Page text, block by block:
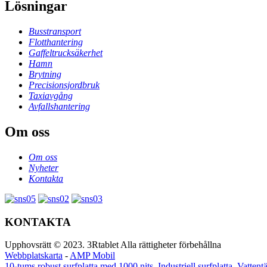
Lösningar
Busstransport
Flotthantering
Gaffeltrucksäkerhet
Hamn
Brytning
Precisionsjordbruk
Taxiavgång
Avfallshantering
Om oss
Om oss
Nyheter
Kontakta
KONTAKTA
Upphovsrätt © 2023. 3Rtablet Alla rättigheter förbehållna
Webbplatskarta - AMP Mobil